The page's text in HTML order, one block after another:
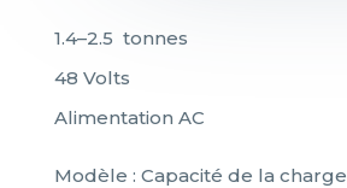
1.4–2.5 tonnes
48 Volts
Alimentation AC
Modèle : Capacité de la charge